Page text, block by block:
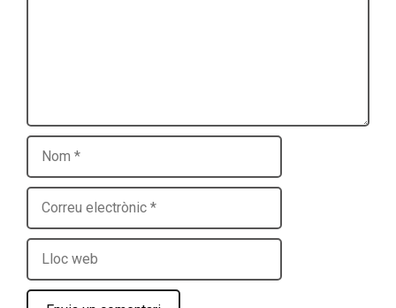
Nom
Correu
electrònic
Lloc
web